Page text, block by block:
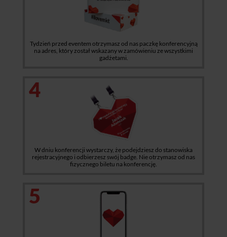
Tydzień przed eventem otrzymasz od nas paczkę konferencyjną
na adres, który został wskazany w zamówieniu ze wszystkimi
gadżetami.
4
W dniu konferencji wystarczy, że podejdziesz do stanowiska
rejestracyjnego i odbierzesz swój badge. Nie otrzymasz od nas
fizycznego biletu na konferencję.
5